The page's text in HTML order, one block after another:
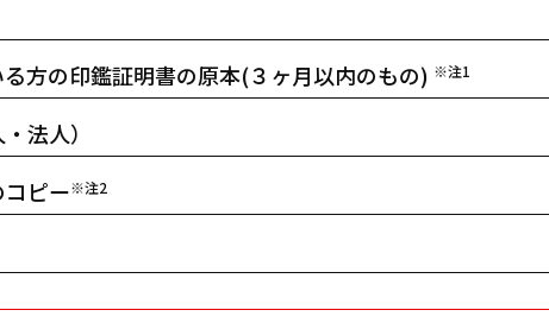
方の印鑑証明書の原本(３ヶ月以内のもの) ※注1
法人）
ピー※注2